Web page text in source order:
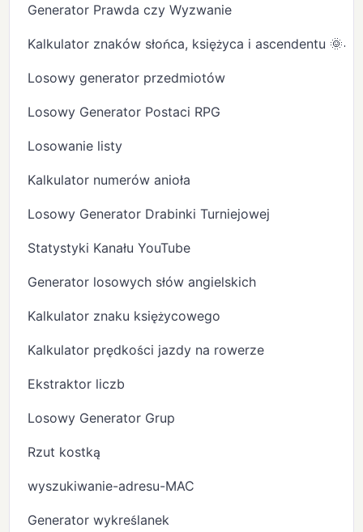
Generator Prawda czy Wyzwanie
Kalkulator znaków słońca, księżyca i ascendentu
Losowy generator przedmiotów
Losowy Generator Postaci RPG
Losowanie listy
Kalkulator numerów anioła
Losowy Generator Drabinki Turniejowej
Statystyki Kanału YouTube
Generator losowych słów angielskich
Kalkulator znaku księżycowego
Kalkulator prędkości jazdy na rowerze
Ekstraktor liczb
Losowy Generator Grup
Rzut kostką
wyszukiwanie-adresu-MAC
Generator wykreślanek